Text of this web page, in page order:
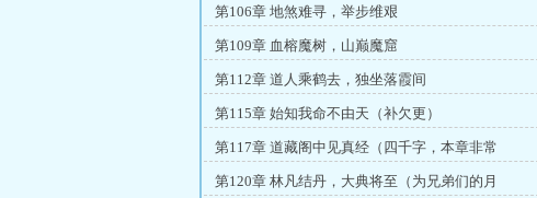
第106章 地煞难寻，举步维艰
第109章 血榕魔树，山巅魔窟
第112章 道人乘鹤去，独坐落霞间
第115章 始知我命不由天（补欠更）
第117章 道藏阁中见真经（四千字，本章非常
第120章 林凡结丹，大典将至（为兄弟们的月